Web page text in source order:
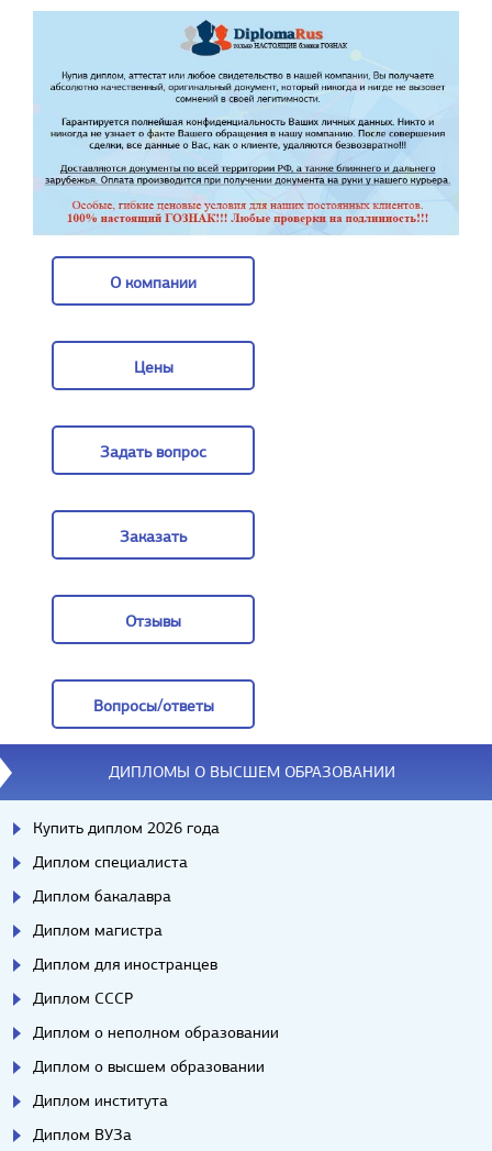
О компании
Цены
Задать вопрос
Заказать
Отзывы
Вопросы/ответы
Вопросы/ответы
ДИПЛОМЫ О ВЫСШЕМ ОБРАЗОВАНИИ
Купить диплом 2026 года
Диплом специалиста
Диплом бакалавра
Диплом магистра
Диплом для иностранцев
Диплом СССР
Диплом о неполном образовании
Диплом о высшем образовании
Диплом института
Диплом ВУЗа